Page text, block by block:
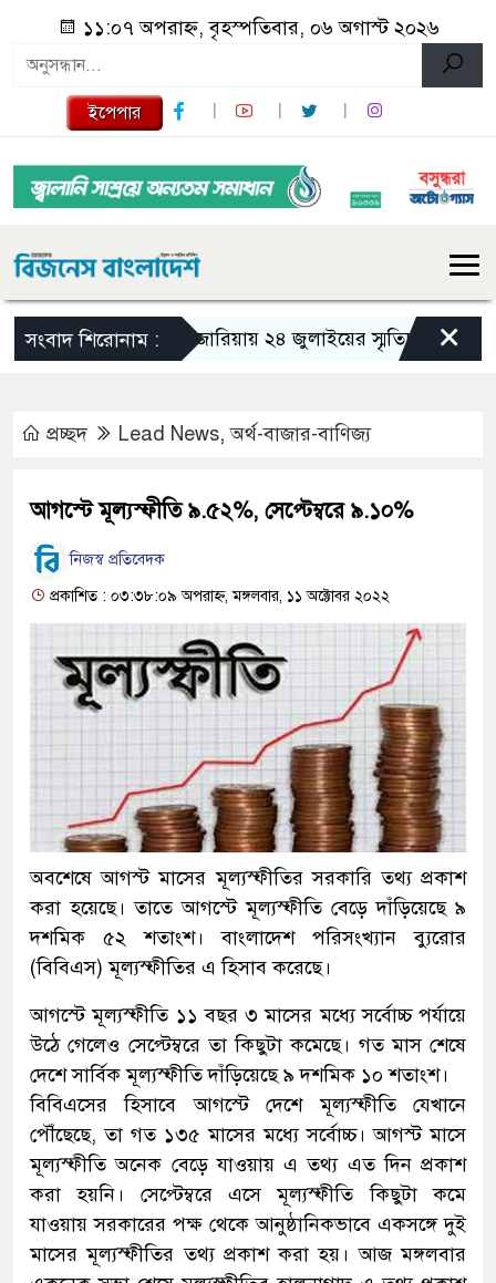
১১:০৭ অপরাহ্ন, বৃহস্পতিবার, ০৬ অগাস্ট ২০২৬
ইপেপার
সংবাদ শিরোনাম :গজারিয়ায় ২৪ জুলাইয়ের স্মৃতিচারণ: গুমের
×
প্রচ্ছদ Lead News,অর্থ-বাজার-বাণিজ্য
আগস্টে মূল্যস্ফীতি ৯.৫২%, সেপ্টেম্বরে ৯.১০%
নিজস্ব প্রতিবেদক
প্রকাশিত : ০৩:৩৮:০৯ অপরাহ্ন, মঙ্গলবার, ১১ অক্টোবর ২০২২
অবশেষে আগস্ট মাসের মূল্যস্ফীতির সরকারি তথ্য প্রকাশ
করা হয়েছে। তাতে আগস্টে মূল্যস্ফীতি বেড়ে দাঁড়িয়েছে ৯
দশমিক ৫২ শতাংশ। বাংলাদেশ পরিসংখ্যান ব্যুরোর
(বিবিএস) মূল্যস্ফীতির এ হিসাব করেছে।
আগস্টে মূল্যস্ফীতি ১১ বছর ৩ মাসের মধ্যে সর্বোচ্চ পর্যায়ে
উঠে গেলেও সেপ্টেম্বরে তা কিছুটা কমেছে। গত মাস শেষে
দেশে সার্বিক মূল্যস্ফীতি দাঁড়িয়েছে ৯ দশমিক ১০ শতাংশ।
বিবিএসের হিসাবে আগস্টে দেশে মূল্যস্ফীতি যেখানে
পৌঁছেছে, তা গত ১৩৫ মাসের মধ্যে সর্বোচ্চ। আগস্ট মাসে
মূল্যস্ফীতি অনেক বেড়ে যাওয়ায় এ তথ্য এত দিন প্রকাশ
করা হয়নি। সেপ্টেম্বরে এসে মূল্যস্ফীতি কিছুটা কমে
যাওয়ায় সরকারের পক্ষ থেকে আনুষ্ঠানিকভাবে একসঙ্গে দুই
মাসের মূল্যস্ফীতির তথ্য প্রকাশ করা হয়। আজ মঙ্গলবার